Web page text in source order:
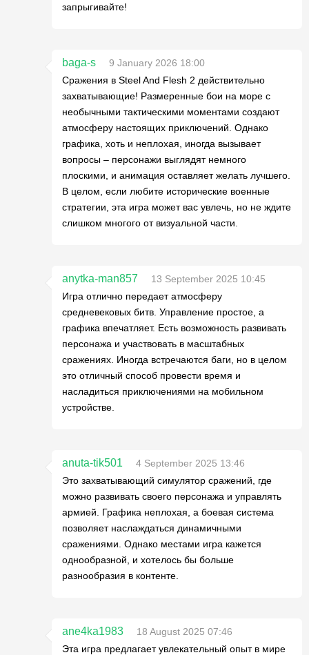
запрыгивайте!
baga-s
9 January 2026 18:00
Сражения в Steel And Flesh 2 действительно
захватывающие! Размеренные бои на море с
необычными тактическими моментами создают
атмосферу настоящих приключений. Однако
графика, хоть и неплохая, иногда вызывает
вопросы – персонажи выглядят немного
плоскими, и анимация оставляет желать лучшего.
В целом, если любите исторические военные
стратегии, эта игра может вас увлечь, но не ждите
слишком многого от визуальной части.
anytka-man857
13 September 2025 10:45
Игра отлично передает атмосферу
средневековых битв. Управление простое, а
графика впечатляет. Есть возможность развивать
персонажа и участвовать в масштабных
сражениях. Иногда встречаются баги, но в целом
это отличный способ провести время и
насладиться приключениями на мобильном
устройстве.
anuta-tik501
4 September 2025 13:46
Это захватывающий симулятор сражений, где
можно развивать своего персонажа и управлять
армией. Графика неплохая, а боевая система
позволяет наслаждаться динамичными
сражениями. Однако местами игра кажется
однообразной, и хотелось бы больше
разнообразия в контенте.
ane4ka1983
18 August 2025 07:46
Эта игра предлагает увлекательный опыт в мире